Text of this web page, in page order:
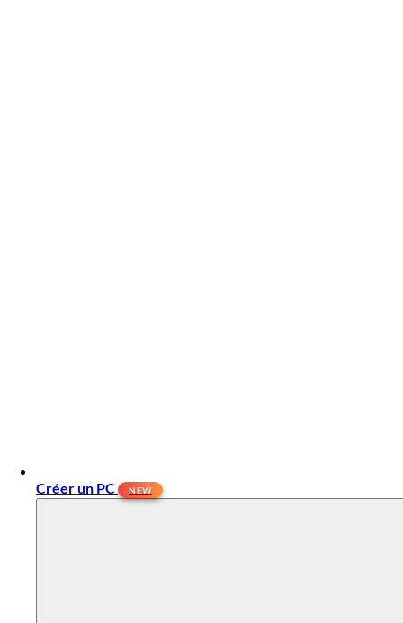
Créer un PC NEW